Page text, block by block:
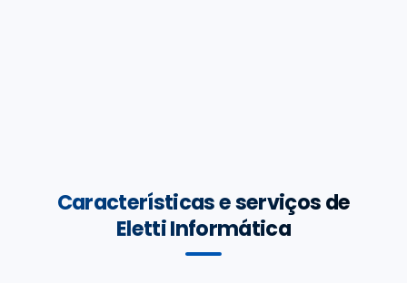
Características e serviços de
Eletti Informática